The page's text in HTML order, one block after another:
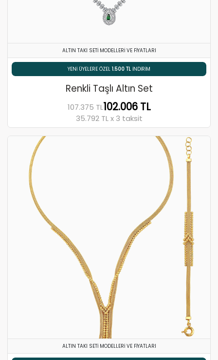
ALTIN TAKI SETI MODELLERI VE FIYATLARI
% 5 HAVALE / EFT İNDIRIMI
Renkli Taşlı Altın Set
107.375 TL102.006 TL
35.792 TL x 3 taksit
ALTIN TAKI SETI MODELLERI VE FIYATLARI